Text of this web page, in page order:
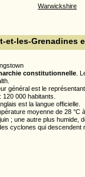
Warwickshire
et-les-Grenadines
constitutionnelle.
général est le
: 120 000 habitants.
est la langue officielle.
moyenne de 28 °C
; une autre plus humide,
cyclones qui descendent